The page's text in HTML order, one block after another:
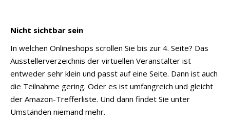
Nicht sichtbar sein
In welchen Onlineshops scrollen Sie bis zur 4. Seite? Das
Ausstellerverzeichnis der virtuellen Veranstalter ist
entweder sehr klein und passt auf eine Seite. Dann ist auch
die Teilnahme gering. Oder es ist umfangreich und gleicht
der Amazon-Trefferliste. Und dann findet Sie unter
Umständen niemand mehr.